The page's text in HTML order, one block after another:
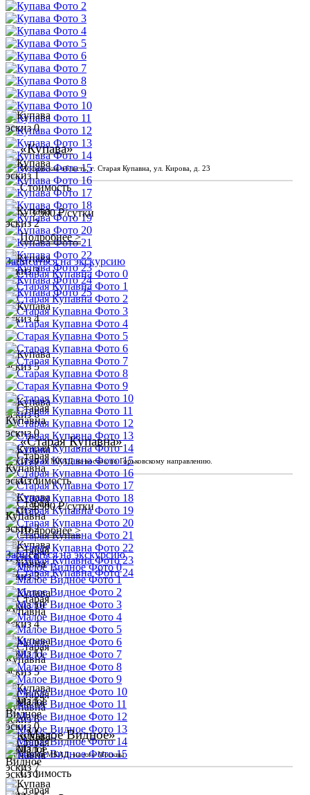
«Купава»
Московская область, г. Старая Купавна, ул. Кирова, д. 23
Стоимость
от3 500 ₽/сутки
Подробнее >
Записаться на экскурсию
«Старая Купавна»
17 км от МКАД на восток по Горьковскому направлению.
Стоимость
от2 500 ₽/сутки
Подробнее >
Записаться на экскурсию
«Малое Видное»
3 км от МКАД, на юге Москвы
Стоимость